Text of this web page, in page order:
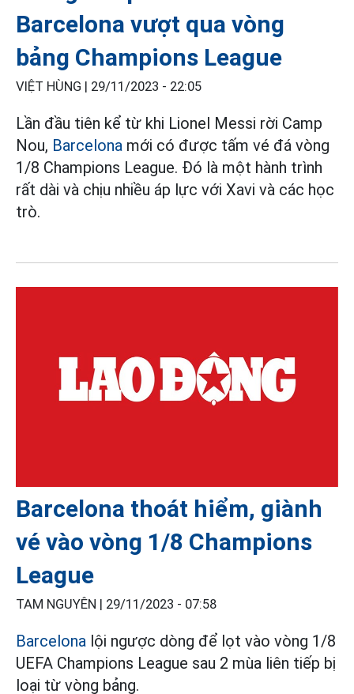
Barcelona vượt qua vòng
bảng Champions League
VIỆT HÙNG | 29/11/2023 - 22:05
Lần đầu tiên kể từ khi Lionel Messi rời Camp
Nou, Barcelona mới có được tấm vé đá vòng
1/8 Champions League. Đó là một hành trình
rất dài và chịu nhiều áp lực với Xavi và các học
trò.
Barcelona thoát hiểm, giành
vé vào vòng 1/8 Champions
League
TAM NGUYÊN | 29/11/2023 - 07:58
Barcelona lội ngược dòng để lọt vào vòng 1/8
UEFA Champions League sau 2 mùa liên tiếp bị
loại từ vòng bảng.